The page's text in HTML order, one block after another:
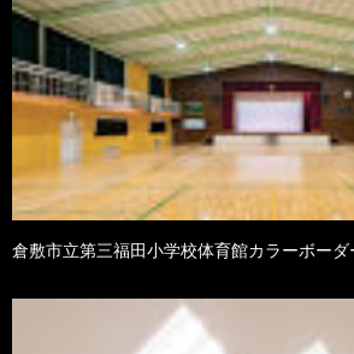
倉敷市立第三福田小学校体育館カラーボーダ